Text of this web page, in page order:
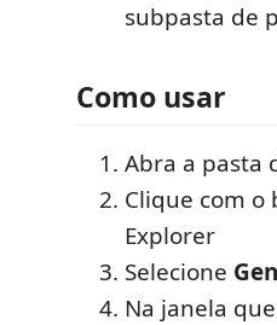
subpasta de
Como usar
Abra a pasta
Clique com
Explorer
Selecione
Na janela